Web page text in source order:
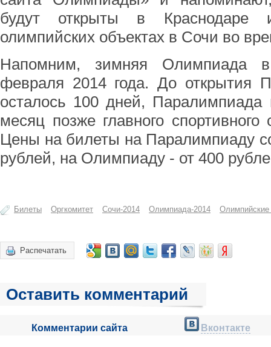
будут открыты в Краснодаре
олимпийских объектах в Сочи во
Напомним, зимняя Олимпиада
февраля 2014 года. До открытия
осталось 100 дней,
месяц позже главного
Цены на билеты на Паралимпиаду
рублей, на Олимпиаду - от 400
Билеты Оргкомитет Сочи-2014 Олимпиада-2014 Олимпийские
Распечатать
Оставить комментарий
Комментарии сайта Вконтакте